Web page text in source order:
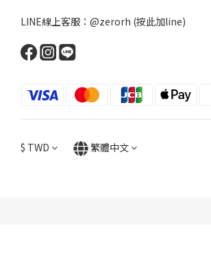
LINE線上客服：@zerorh (按此加line)
$ TWD 繁體中文